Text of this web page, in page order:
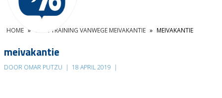
HOME » GEEN TRAINING VANWEGE MEIVAKANTIE » MEIVAKANTIE
meivakantie
DOOR OMAR PUTZU | 18 APRIL 2019 |